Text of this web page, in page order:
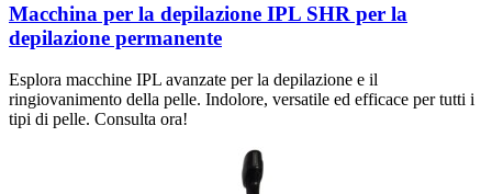
Macchina per la depilazione IPL SHR per la
depilazione permanente
Esplora macchine IPL avanzate per la depilazione e il
ringiovanimento della pelle. Indolore, versatile ed efficace per tutti i
tipi di pelle. Consulta ora!